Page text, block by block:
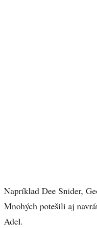
Napríklad Dee Snider,
Mnohých potešili aj
Adel.